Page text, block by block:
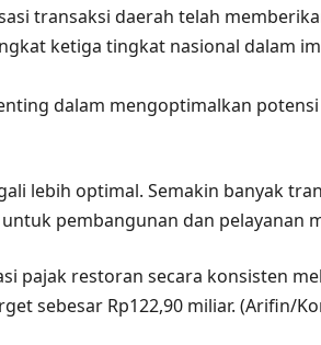
transaksi daerah telah
ketiga tingkat nasional dalam
dalam mengoptimalkan
lebih optimal. Semakin banyak
pembangunan dan pelayanan
pajak restoran secara konsisten
sebesar Rp122,90 miliar. (Arifin/